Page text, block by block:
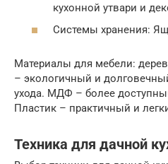
кухонной утвари и
Системы хранения:
Материалы для мебели:
– экологичный и
ухода. МДФ – более
Пластик – практичный и
Техника для дачной